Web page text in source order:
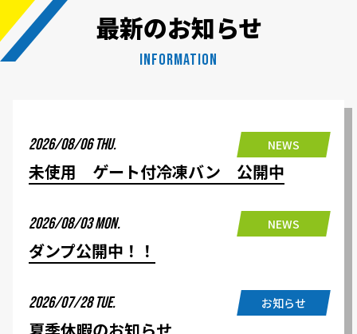
最新のお知らせ
INFORMATION
2026/08/06 THU. NEWS
未使用 ゲート付冷凍バン 公開中
2026/08/03 MON. NEWS
ダンプ公開中！！
2026/07/28 TUE. お知らせ